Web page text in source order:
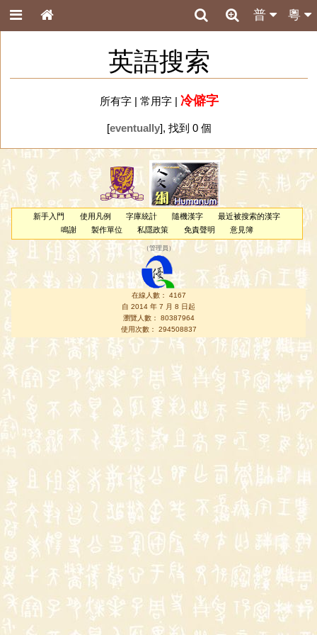
粵
普
英語搜索
所有字| 常用字| 冷僻字
[eventually], 找到 0 個
新手入門 使用凡例 字庫統計 隨機漢字
最近被搜索的漢字
鳴謝
製作單位 私隱政策 免責聲明 意見簿
（管理員 ）
在線人數： 4167
自 2014 年 7 月 8 日起
瀏覽人數： 80387964
使用次數： 294508837